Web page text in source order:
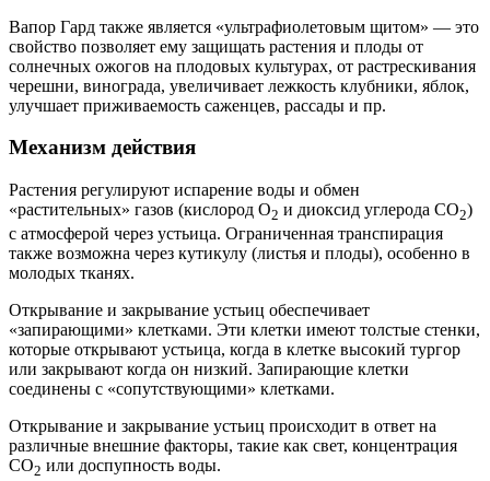
Вапор Гард также является «ультрафиолетовым щитом» — это
свойство позволяет ему защищать растения и плоды от
солнечных ожогов на плодовых культурах, от растрескивания
черешни, винограда, увеличивает лежкость клубники, яблок,
улучшает приживаемость саженцев, рассады и пр.
Механизм действия
Растения регулируют испарение воды и обмен
«растительных» газов (кислород О2 и диоксид углерода СО2)
с атмосферой через устьица. Ограниченная транспирация
также возможна через кутикулу (листья и плоды), особенно в
молодых тканях.
Открывание и закрывание устьиц обеспечивает
«запирающими» клетками. Эти клетки имеют толстые стенки,
которые открывают устьица, когда в клетке высокий тургор
или закрывают когда он низкий. Запирающие клетки
соединены с «сопутствующими» клетками.
Открывание и закрывание устьиц происходит в ответ на
различные внешние факторы, такие как свет, концентрация
СО2 или доспупность воды.